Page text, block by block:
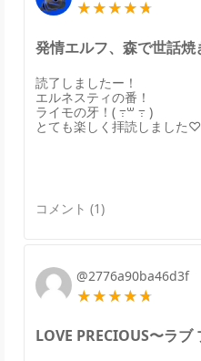
読了しましたー！
エルネスティの番！
ライモの牙！( ߹꒳ ߹ )
とても楽しく拝読しました♡
コメント (1)
@2776a90ba46d3f